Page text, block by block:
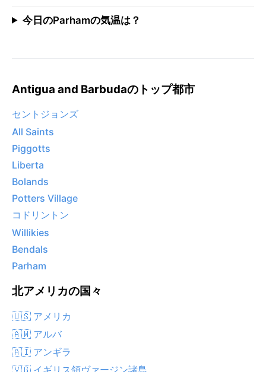
今日のParhamの気温は？
Antigua and Barbudaのトップ都市
セントジョンズ
All Saints
Piggotts
Liberta
Bolands
Potters Village
コドリントン
Willikies
Bendals
Parham
北アメリカの国々
🇺🇸 アメリカ
🇦🇼 アルバ
🇦🇮 アンギラ
🇻🇬 イギリス領ヴァージン諸島